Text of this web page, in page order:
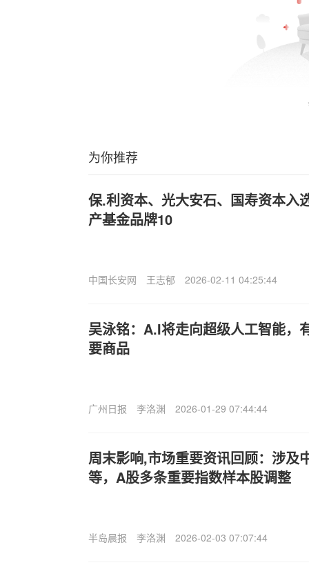
为你推荐
保.利资本、光大安石、国寿资本入
产基金品牌10
中国长安网 王志郁 2026-02-11 04:25:44
吴泳铭：A.I将走向超级人工智能，
要商品
广州日报 李洛渊 2026-01-29 07:44:44
周末影响,市场重要资讯回顾：涉及
等，A股多条重要指数样本股调整
半岛晨报 李洛渊 2026-02-03 07:07:44